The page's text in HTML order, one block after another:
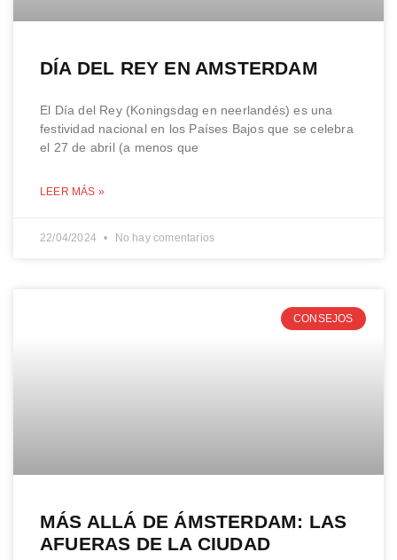
DÍA DEL REY EN AMSTERDAM
El Día del Rey (Koningsdag en neerlandés) es una
festividad nacional en los Países Bajos que se celebra
el 27 de abril (a menos que
LEER MÁS »
22/04/2024 No hay comentarios
CONSEJOS
MÁS ALLÁ DE ÁMSTERDAM: LAS
AFUERAS DE LA CIUDAD